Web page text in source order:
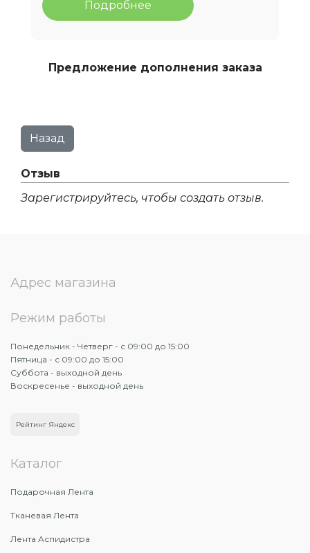
Подробнее
Предложение дополнения заказа
Отзыв
Зарегистрируйтесь, чтобы создать отзыв.
Адрес магазина
Режим работы
Понедельник - Четверг - с 09:00 до 15:00
Пятница - с 09:00 до 15:00
Суббота - выходной день
Воскресенье - выходной день
Рейтинг Яндекс
Каталог
Подарочная Лента
Тканевая Лента
Лента Аспидистра